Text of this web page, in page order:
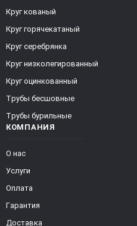
КОМПАНИЯ
О нас
Услуги
Оплата
Гарантия
Доставка
Круг кованый
Круг горячекатаный
Круг серебрянка
Круг низколегированный
Круг оцинкованный
Трубы бесшовные
Трубы бурильные